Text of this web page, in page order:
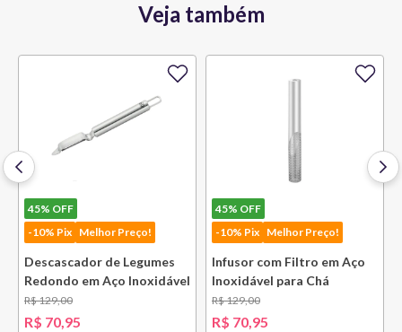
Veja também
45% OFF
-10% Pix Melhor Preço!
Descascador de Legumes
Redondo em Aço Inoxidável
131 mm Bsf
R$129,00
R$ 70,95
45% OFF
-10% Pix Melhor Preço!
Infusor com Filtro em Aço
Inoxidável para Chá
Lausanne Bsf
R$129,00
R$ 70,95